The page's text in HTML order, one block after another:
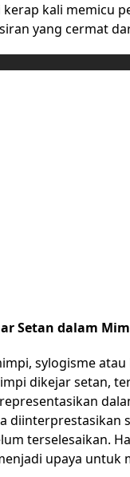
kerap kali memicu
yang cermat
Setan dalam
sylogisme
dikejar setan,
diinterprestasikan
terselesaikan.
upaya untuk